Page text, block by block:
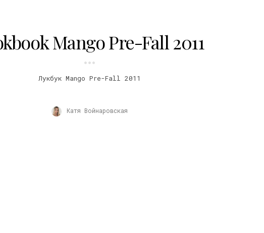
Mango Pre-Fall 2011
Лукбук Mango Pre-Fall 2011
Катя Войнаровская